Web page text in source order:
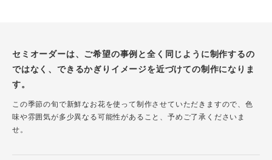
セミオーダーは、ご希望の事例と全く同じように制作するの
ではなく、できるかぎりイメージを近づけての制作になりま
す。
この季節の旬で新鮮なお花を使って制作させていただきますので、色
味や雰囲気が多少異なる可能性があること、予めご了承くださいま
せ。